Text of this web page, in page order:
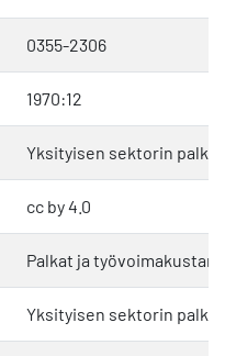
0355-2306
1970:12
Yksityisen sektorin palkat
cc by 4.0
Palkat ja
Yksityisen sektorin palkat